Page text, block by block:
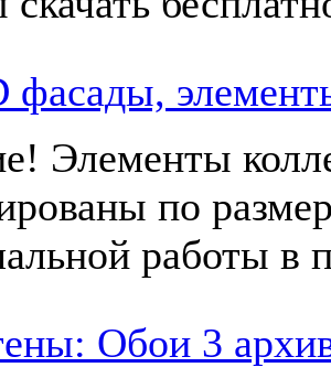
фасады,
Элементы
по
работы в
Обои 3